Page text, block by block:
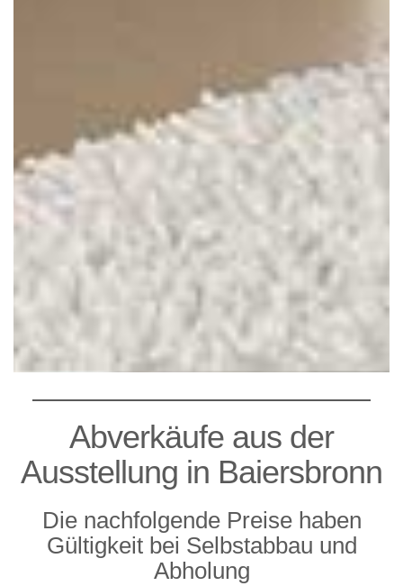
Abverkäufe aus der
Ausstellung in Baiersbronn
Die nachfolgende Preise haben
Gültigkeit bei Selbstabbau und
Abholung